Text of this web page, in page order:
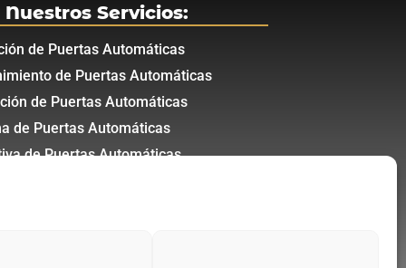
Nuestros Servicios:
de Puertas Automáticas
de Puertas Automáticas
de Puertas Automáticas
de Puertas Automáticas
de Puertas Automáticas